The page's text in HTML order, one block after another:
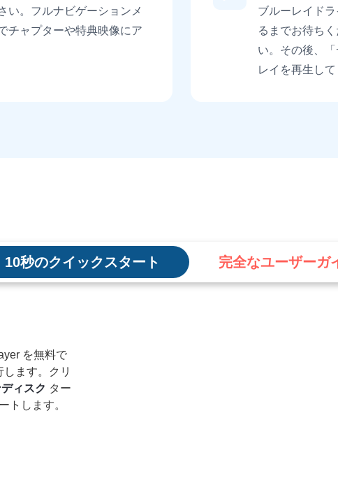
い。フルナビゲーションメ
チャプターや特典映像にア
ブルーレイド
るまでお待ち
い。その後、
レイを再生し
10秒のクイックスタート 完全なユーザーガ
を無料で
ます。クリ
ィスク ター
トします。